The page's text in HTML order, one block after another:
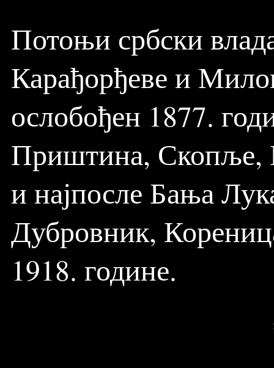
Потоњи србски
Карађорђеве и
ослобођен 1877.
Приштина, Скопље,
и најпосле Бања
Дубровник,
1918. године.